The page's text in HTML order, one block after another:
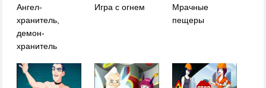
Ангел-
хранитель,
демон-
хранитель
Игра с огнем
Мрачные
пещеры